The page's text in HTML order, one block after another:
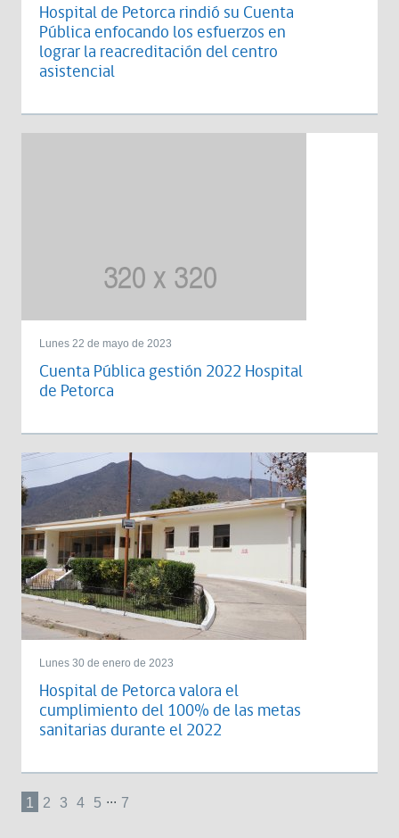
Hospital de Petorca rindió su Cuenta
Pública enfocando los esfuerzos en
lograr la reacreditación del centro
asistencial
Lunes 22 de mayo de 2023
Cuenta Pública gestión 2022 Hospital
de Petorca
Lunes 30 de enero de 2023
Hospital de Petorca valora el
cumplimiento del 100% de las metas
sanitarias durante el 2022
1 2 3 4 5 ... 7